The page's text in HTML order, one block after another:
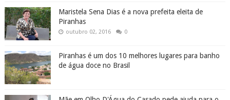
Maristela Sena Dias é a nova prefeita eleita de
Piranhas
outubro 02, 2016 0
Piranhas é um dos 10 melhores lugares para banho
de água doce no Brasil